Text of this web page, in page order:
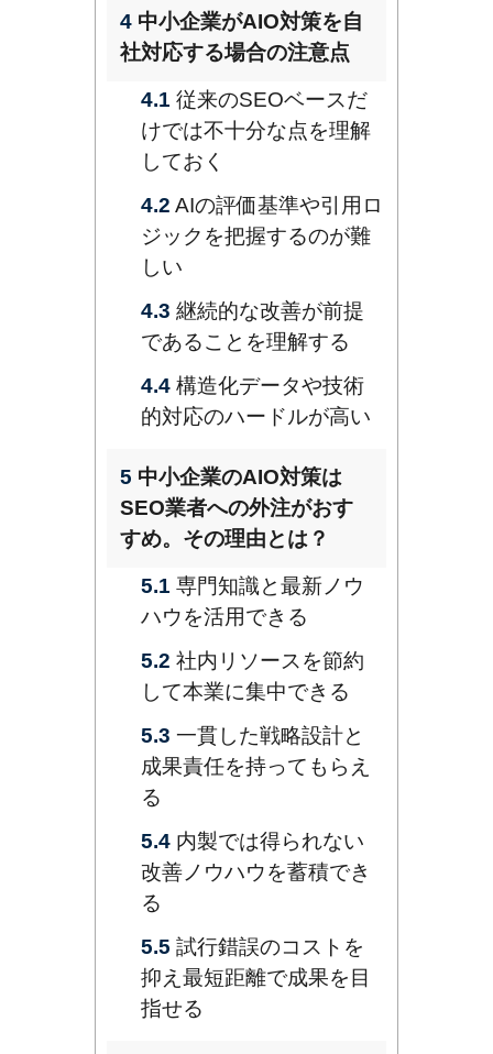
4 中小企業がAIO対策を自
社対応する場合の注意点
4.1 従来のSEOベースだ
けでは不十分な点を理解
しておく
4.2 AIの評価基準や引用ロ
ジックを把握するのが難
しい
4.3 継続的な改善が前提
であることを理解する
4.4 構造化データや技術
的対応のハードルが高い
5 中小企業のAIO対策は
SEO業者への外注がおす
すめ。その理由とは？
5.1 専門知識と最新ノウ
ハウを活用できる
5.2 社内リソースを節約
して本業に集中できる
5.3 一貫した戦略設計と
成果責任を持ってもらえ
る
5.4 内製では得られない
改善ノウハウを蓄積でき
る
5.5 試行錯誤のコストを
抑え最短距離で成果を目
指せる